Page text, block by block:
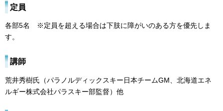
定員
各部5名 ※定員を超える場合は下肢に障がいのある方を優先しま
す。
講師
荒井秀樹氏（パラノルディックスキー日本チームGM、北海道エネ
ルギー株式会社パラスキー部監督）他